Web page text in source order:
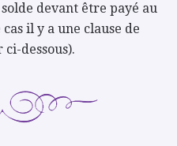
devant être payé au
il y a une clause de
dessous).